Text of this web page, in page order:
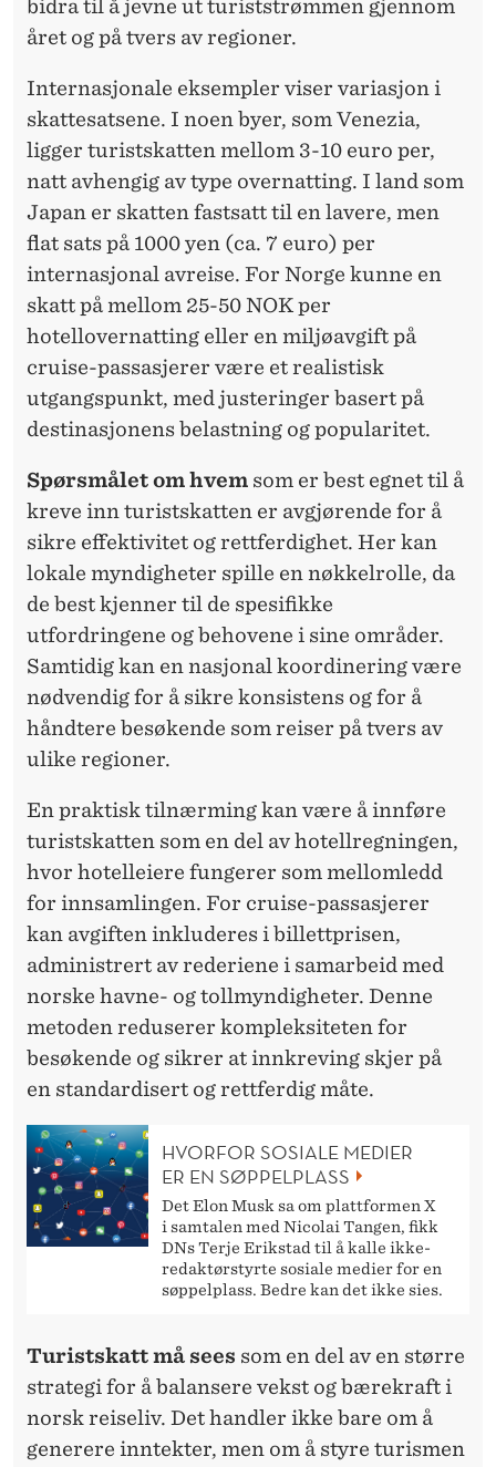
bidra til å jevne ut turiststrømmen gjennom
året og på tvers av regioner.
Internasjonale eksempler viser variasjon i
skattesatsene. I noen byer, som Venezia,
ligger turistskatten mellom 3-10 euro per,
natt avhengig av type overnatting. I land som
Japan er skatten fastsatt til en lavere, men
flat sats på 1000 yen (ca. 7 euro) per
internasjonal avreise. For Norge kunne en
skatt på mellom 25-50 NOK per
hotellovernatting eller en miljøavgift på
cruise-passasjerer være et realistisk
utgangspunkt, med justeringer basert på
destinasjonens belastning og popularitet.
Spørsmålet om hvem som er best egnet til å
kreve inn turistskatten er avgjørende for å
sikre effektivitet og rettferdighet. Her kan
lokale myndigheter spille en nøkkelrolle, da
de best kjenner til de spesifikke
utfordringene og behovene i sine områder.
Samtidig kan en nasjonal koordinering være
nødvendig for å sikre konsistens og for å
håndtere besøkende som reiser på tvers av
ulike regioner.
En praktisk tilnærming kan være å innføre
turistskatten som en del av hotellregningen,
hvor hotelleiere fungerer som mellomledd
for innsamlingen. For cruise-passasjerer
kan avgiften inkluderes i billettprisen,
administrert av rederiene i samarbeid med
norske havne- og tollmyndigheter. Denne
metoden reduserer kompleksiteten for
besøkende og sikrer at innkreving skjer på
en standardisert og rettferdig måte.
HVORFOR SOSIALE MEDIER
ER EN SØPPELPLASS
Det Elon Musk sa om plattformen X
i samtalen med Nicolai Tangen, fikk
DNs Terje Erikstad til å kalle ikke-
redaktørstyrte sosiale medier for en
søppelplass. Bedre kan det ikke sies.
Turistskatt må sees som en del av en større
strategi for å balansere vekst og bærekraft i
norsk reiseliv. Det handler ikke bare om å
generere inntekter, men om å styre turismen